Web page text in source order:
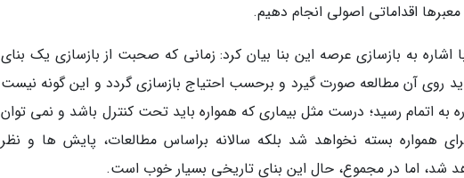
اقداماتی اصولی انجام دهیم.
اشاره به بازسازی عرصه این بنا بیان کرد: زمانی که صحبت از بازسازی یک بنای
روی آن مطالعه صورت گیرد و برحسب احتیاج بازسازی گردد و این گونه نیست
به اتمام رسید؛ درست مثل بیماری که همواره باید تحت کنترل باشد و نمی توان
همواره بسته نخواهد شد بلکه سالانه براساس مطالعات، پایش ها و نظر
شد، اما در مجموع، حال این بنای تاریخی بسیار خوب است.